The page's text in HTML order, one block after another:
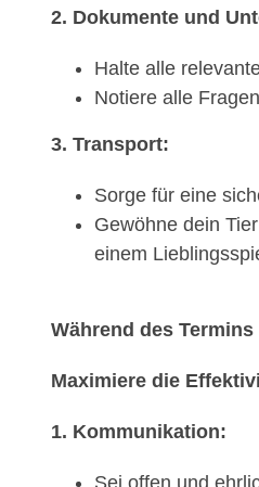
2. Dokumente und
Halte alle
Notiere alle
3. Transport:
Sorge für eine
Gewöhne dein
einem
Während des Termins
Maximiere die
1. Kommunikation: